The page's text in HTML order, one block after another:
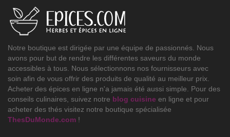
Notre boutique est dirigée par une équipe de passionnés. Nous
avons pour but de rendre les différentes saveurs du monde
accessibles à tous. Nous sélectionnons nos fournisseurs avec
soin afin de vous offrir des produits de qualité au meilleur prix.
Acheter des épices en ligne n'a jamais été aussi simple. Pour des
conseils culinaires, suivez notre blog cuisine en ligne et pour
acheter des thés visitez notre boutique spécialisée
ThesDuMonde.com !